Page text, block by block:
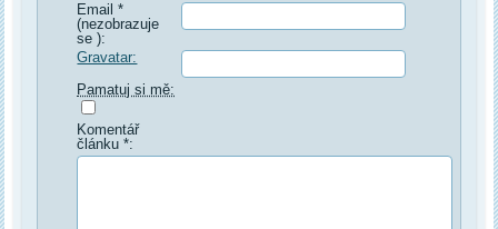
Email *
(nezobrazuje
se ):
Gravatar:
Pamatuj si mě:
Komentář
článku *: